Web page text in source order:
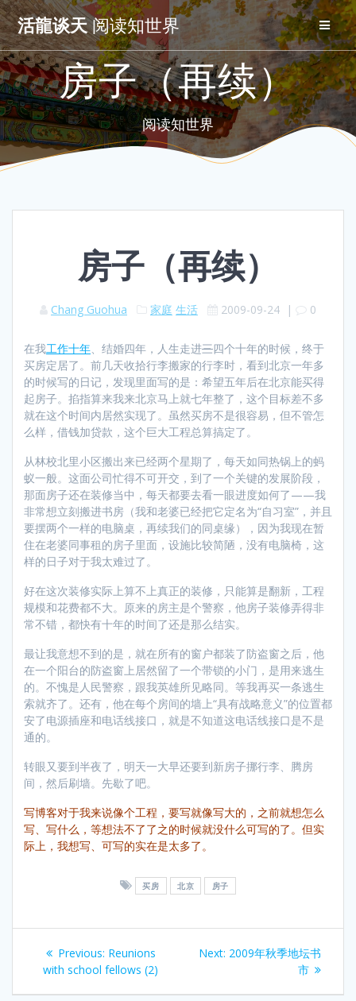
Skip
to
content
活龍谈天阅读知世界
房子（再续）
阅读知世界
房子（再续）
Chang Guohua 家庭 生活 2009-09-24 | 0
在我工作十年 、结婚四年，人生走进三四个十年的时候，终于
买房定居了。前几天收拾行李搬家的行李时，看到北京一年多
的时候写的日记，发现里面写的是：希望五年后在北京能买得
起房子。掐指算来我来北京马上就七年整了，这个目标差不多
就在这个时间内居然实现了。虽然买房不是很容易，但不管怎
么样，借钱加贷款，这个巨大工程总算搞定了。
从林校北里小区搬出来已经两个星期了，每天如同热锅上的蚂
蚁一般。这面公司忙得不可开交，到了一个关键的发展阶段，
那面房子还在装修当中，每天都要去看一眼进度如何了——我
非常想立刻搬进书房（我和老婆已经把它定名为“自习室”，并且
要摆两个一样的电脑桌，再续我们的同桌缘），因为我现在暂
住在老婆同事租的房子里面，设施比较简陋，没有电脑椅，这
样的日子对于我太难过了。
好在这次装修实际上算不上真正的装修，只能算是翻新，工程
规模和花费都不大。原来的房主是个警察，他房子装修弄得非
常不错，都快有十年的时间了还是那么结实。
最让我意想不到的是，就在所有的窗户都装了防盗窗之后，他
在一个阳台的防盗窗上居然留了一个带锁的小门，是用来逃生
的。不愧是人民警察，跟我英雄所见略同。等我再买一条逃生
索就齐了。还有，他在每个房间的墙上“具有战略意义”的位置都
安了电源插座和电话线接口，就是不知道这电话线接口是不是
通的。
转眼又要到半夜了，明天一大早还要到新房子挪行李、腾房
间，然后刷墙。先歇了吧。
写博客对于我来说像个工程，要写就像写大的，之前就想怎么
写、写什么，等想法不了了之的时候就没什么可写的了。但实
际上，我想写、可写的实在是太多了。
买房 北京 房子
Post
navigation
Previous: Previous
post:
Reunions
with school fellows (2)
Next: Next
2009年秋季地坛书
市